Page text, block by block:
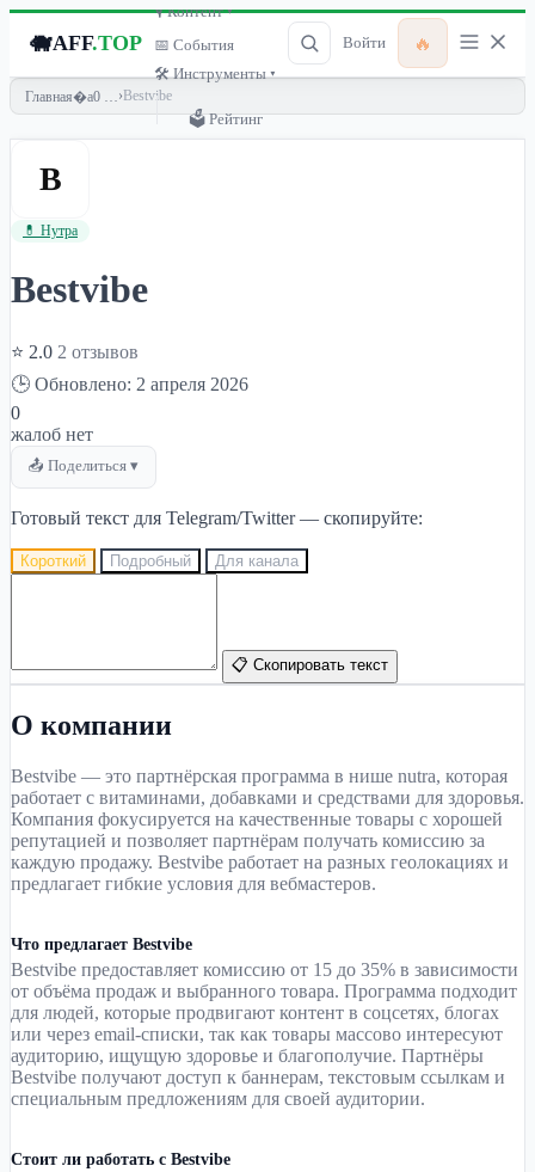
🐗AFF.TOP
🎙 Контент ▾
📅 События
🛠 Инструменты ▾
🗳 Рейтинг
Войти 🔥
Главная › Bestvibe
B
💊 Нутра
Bestvibe
⭐ 2.0 2 отзывов
🕒 Обновлено: 2 апреля 2026
0
жалоб нет
📤 Поделиться ▾
Готовый текст для Telegram/Twitter — скопируйте:
Короткий Подробный Для канала
📋 Скопировать текст
О компании
Bestvibe — это партнёрская программа в нише nutra, которая
работает с витаминами, добавками и средствами для здоровья.
Компания фокусируется на качественные товары с хорошей
репутацией и позволяет партнёрам получать комиссию за
каждую продажу. Bestvibe работает на разных геолокациях и
предлагает гибкие условия для вебмастеров.
Что предлагает Bestvibe
Bestvibe предоставляет комиссию от 15 до 35% в зависимости
от объёма продаж и выбранного товара. Программа подходит
для людей, которые продвигают контент в соцсетях, блогах
или через email-списки, так как товары массово интересуют
аудиторию, ищущую здоровье и благополучие. Партнёры
Bestvibe получают доступ к баннерам, текстовым ссылкам и
специальным предложениям для своей аудитории.
Стоит ли работать с Bestvibe